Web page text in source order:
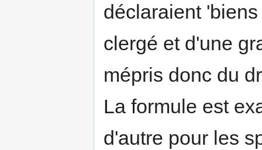
déclaraient
clergé et d'une
mépris donc du
La formule est
d'autre pour les